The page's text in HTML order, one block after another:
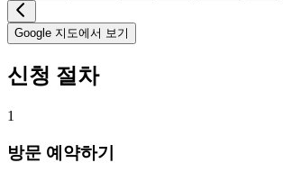
Google 지도에서 보기
신청 절차
1
방문 예약하기